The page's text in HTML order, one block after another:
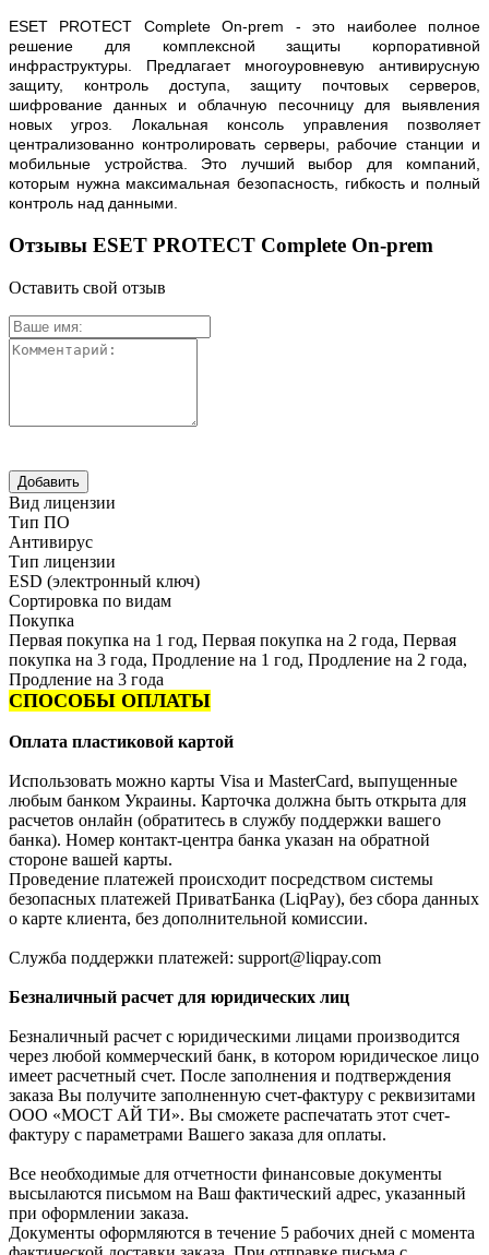
ESET PROTECT Complete On-prem - это наиболее полное
решение для комплексной защиты корпоративной
инфраструктуры. Предлагает многоуровневую антивирусную
защиту, контроль доступа, защиту почтовых серверов,
шифрование данных и облачную песочницу для выявления
новых угроз. Локальная консоль управления позволяет
централизованно контролировать серверы, рабочие станции и
мобильные устройства. Это лучший выбор для компаний,
которым нужна максимальная безопасность, гибкость и полный
контроль над данными.
Отзывы ESET PROTECT Complete On-prem
Оставить свой отзыв
Вид лицензии
Тип ПО
Антивирус
Тип лицензии
ESD (электронный ключ)
Сортировка по видам
Покупка
Первая покупка на 1 год, Первая покупка на 2 года, Первая
покупка на 3 года, Продление на 1 год, Продление на 2 года,
Продление на 3 года
СПОСОБЫ ОПЛАТЫ
Оплата пластиковой картой
Использовать можно карты Visa и MasterCard, выпущенные
любым банком Украины. Карточка должна быть открыта для
расчетов онлайн (обратитесь в службу поддержки вашего
банка). Номер контакт-центра банка указан на обратной
стороне вашей карты.
Проведение платежей происходит посредством системы
безопасных платежей ПриватБанка (LiqPay), без сбора данных
о карте клиента, без дополнительной комиссии.
Служба поддержки платежей: support@liqpay.com
Безналичный расчет для юридических лиц
Безналичный расчет с юридическими лицами производится
через любой коммерческий банк, в котором юридическое лицо
имеет расчетный счет. После заполнения и подтверждения
заказа Вы получите заполненную счет-фактуру с реквизитами
ООО «МОСТ АЙ ТИ». Вы сможете распечатать этот счет-
фактуру с параметрами Вашего заказа для оплаты.
Все необходимые для отчетности финансовые документы
высылаются письмом на Ваш фактический адрес, указанный
при оформлении заказа.
Документы оформляются в течение 5 рабочих дней с момента